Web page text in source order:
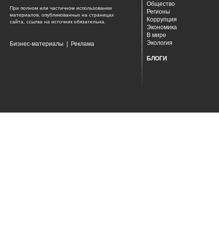
При полном или частичном использовании
материалов, опубликованных на страницах
сайта, ссылка на источник обязательна.
Бизнес-материалы Реклама
Общество
Регионы
Коррупция
Экономика
В мире
Экология
БЛОГИ